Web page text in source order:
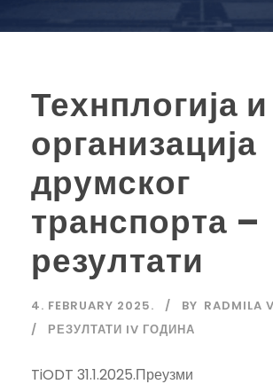
Технплогија и
организација
друмског
транспорта –
резултати
4. FEBRUARY 2025. BY RADMILA
РЕЗУЛТАТИ IV ГОДИНА
TiODT 31.1.2025.Преузми